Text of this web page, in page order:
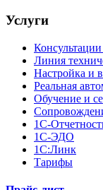
Услуги
Линия
Настройка и
Реальная
Обучение и
1С-
1С-ЭДО
1С:Линк
Тарифы